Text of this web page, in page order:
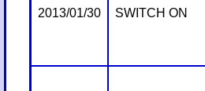
2013/01/30 SWITCH ON